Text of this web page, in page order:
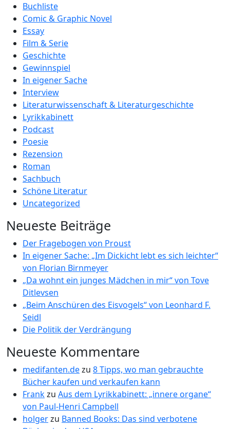
Buchliste
Comic & Graphic Novel
Essay
Film & Serie
Geschichte
Gewinnspiel
In eigener Sache
Interview
Literaturwissenschaft & Literaturgeschichte
Lyrikkabinett
Podcast
Poesie
Rezension
Roman
Sachbuch
Schöne Literatur
Uncategorized
Neueste Beiträge
Der Fragebogen von Proust
In eigener Sache: „Im Dickicht lebt es sich leichter“
von Florian Birnmeyer
„Da wohnt ein junges Mädchen in mir“ von Tove
Ditlevsen
„Beim Anschüren des Eisvogels“ von Leonhard F.
Seidl
Die Politik der Verdrängung
Neueste Kommentare
medifanten.dezu 8 Tipps, wo man gebrauchte
Bücher kaufen und verkaufen kann
Frankzu Aus dem Lyrikkabinett: „innere organe“
von Paul-Henri Campbell
holgerzu Banned Books: Das sind verbotene